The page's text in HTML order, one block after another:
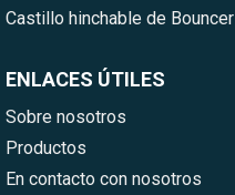
Castillo hinchable de Bouncer
ENLACES ÚTILES
Sobre nosotros
Productos
En contacto con nosotros